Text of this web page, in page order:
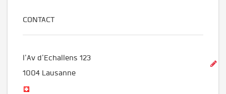
CONTACT
l'Av d'Echallens 123
1004 Lausanne